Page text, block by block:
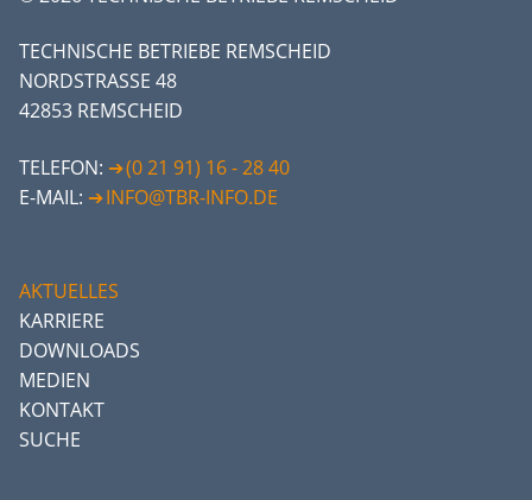
TECHNISCHE BETRIEBE REMSCHEID
NORDSTRASSE 48
42853 REMSCHEID
TELEFON:
(0 21 91) 16 - 28 40
E-MAIL:
INFO@TBR-INFO.DE
AKTUELLES
KARRIERE
DOWNLOADS
MEDIEN
KONTAKT
SUCHE